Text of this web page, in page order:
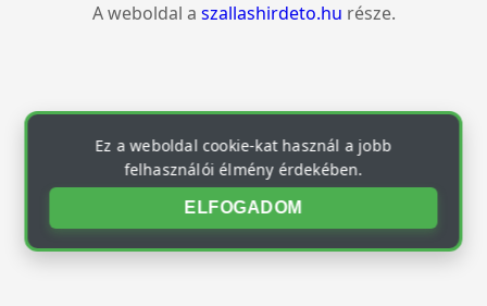
A weboldal a szallashirdeto.hu része.
Ez a weboldal cookie-kat használ a jobb
felhasználói élmény érdekében.
ELFOGADOM